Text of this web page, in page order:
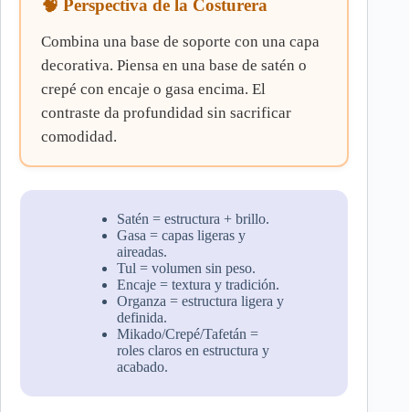
🧠 Perspectiva de la Costurera
Combina una base de soporte con una capa
decorativa. Piensa en una base de satén o
crepé con encaje o gasa encima. El
contraste da profundidad sin sacrificar
comodidad.
Satén = estructura + brillo.
Gasa = capas ligeras y
aireadas.
Tul = volumen sin peso.
Encaje = textura y tradición.
Organza = estructura ligera y
definida.
Mikado/Crepé/Tafetán =
roles claros en estructura y
acabado.